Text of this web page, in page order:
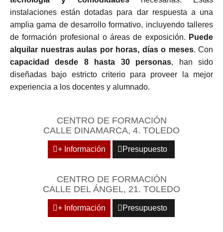
instalaciones están dotadas para dar respuesta a una
amplia gama de desarrollo formativo, incluyendo talleres
de formación profesional o áreas de exposición. Puede
alquilar nuestras aulas por horas, días o meses. Con
capacidad desde 8 hasta 30 personas, han sido
diseñadas bajo estricto criterio para proveer la mejor
experiencia a los docentes y alumnado.
CENTRO DE FORMACIÓN
CALLE DINAMARCA, 4. TOLEDO
+ Información Presupuesto
CENTRO DE FORMACIÓN
CALLE DEL ÁNGEL, 21. TOLEDO
+ Información Presupuesto